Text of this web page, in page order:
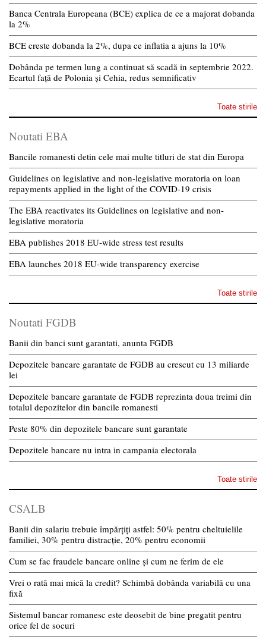
Banca Centrala Europeana (BCE) explica de ce a majorat dobanda
la 2%
BCE creste dobanda la 2%, dupa ce inflatia a ajuns la 10%
Dobânda pe termen lung a continuat să scadă in septembrie 2022.
Ecartul față de Polonia și Cehia, redus semnificativ
Toate stirile
Noutati EBA
Bancile romanesti detin cele mai multe titluri de stat din Europa
Guidelines on legislative and non-legislative moratoria on loan
repayments applied in the light of the COVID-19 crisis
The EBA reactivates its Guidelines on legislative and non-
legislative moratoria
EBA publishes 2018 EU-wide stress test results
EBA launches 2018 EU-wide transparency exercise
Toate stirile
Noutati FGDB
Banii din banci sunt garantati, anunta FGDB
Depozitele bancare garantate de FGDB au crescut cu 13 miliarde
lei
Depozitele bancare garantate de FGDB reprezinta doua treimi din
totalul depozitelor din bancile romanesti
Peste 80% din depozitele bancare sunt garantate
Depozitele bancare nu intra in campania electorala
Toate stirile
CSALB
Banii din salariu trebuie împărțiți astfel: 50% pentru cheltuielile
familiei, 30% pentru distracție, 20% pentru economii
Cum se fac fraudele bancare online și cum ne ferim de ele
Vrei o rată mai mică la credit? Schimbă dobânda variabilă cu una
fixă
Sistemul bancar romanesc este deosebit de bine pregatit pentru
orice fel de socuri